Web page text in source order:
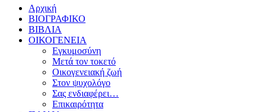
Αρχική
ΒΙΟΓΡΑΦΙΚΟ
ΒΙΒΛΙΑ
ΟΙΚΟΓΕΝΕΙΑ
Εγκυμοσύνη
Μετά τον τοκετό
Οικογενειακή ζωή
Στον ψυχολόγο
Σας ενδιαφέρει…
Επικαιρότητα